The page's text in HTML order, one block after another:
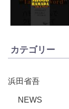
カテゴリー
浜田省吾
NEWS